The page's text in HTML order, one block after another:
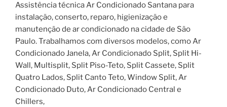
Assistência técnica Ar Condicionado Santana para
instalação, conserto, reparo, higienização e
manutenção de ar condicionado na cidade de São
Paulo. Trabalhamos com diversos modelos, como Ar
Condicionado Janela, Ar Condicionado Split, Split Hi-
Wall, Multisplit, Split Piso-Teto, Split Cassete, Split
Quatro Lados, Split Canto Teto, Window Split, Ar
Condicionado Duto, Ar Condicionado Central e
Chillers,